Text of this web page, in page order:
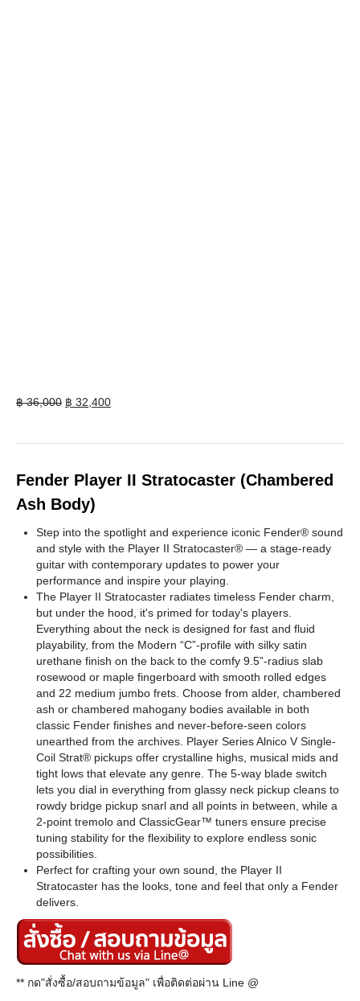
฿36,000 Original
฿ 32,400Current
Fender Player II Stratocaster (Chambered
Ash Body)
Step into the spotlight and experience iconic Fender® sound
and style with the Player II Stratocaster® — a stage-ready
guitar with contemporary updates to power your
performance and inspire your playing.
The Player II Stratocaster radiates timeless Fender charm,
but under the hood, it's primed for today's players.
Everything about the neck is designed for fast and fluid
playability, from the Modern “C”-profile with silky satin
urethane finish on the back to the comfy 9.5”-radius slab
rosewood or maple fingerboard with smooth rolled edges
and 22 medium jumbo frets. Choose from alder, chambered
ash or chambered mahogany bodies available in both
classic Fender finishes and never-before-seen colors
unearthed from the archives. Player Series Alnico V Single-
Coil Strat® pickups offer crystalline highs, musical mids and
tight lows that elevate any genre. The 5-way blade switch
lets you dial in everything from glassy neck pickup cleans to
rowdy bridge pickup snarl and all points in between, while a
2-point tremolo and ClassicGear™ tuners ensure precise
tuning stability for the flexibility to explore endless sonic
possibilities.
Perfect for crafting your own sound, the Player II
Stratocaster has the looks, tone and feel that only a Fender
delivers.
** กด"สั่งซื้อ/สอบถามข้อมูล" เพื่อติดต่อผ่าน Line @